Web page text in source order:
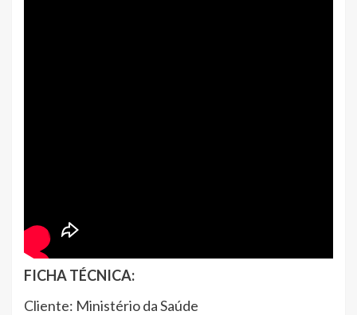
FICHA TÉCNICA:
Cliente: Ministério da Saúde